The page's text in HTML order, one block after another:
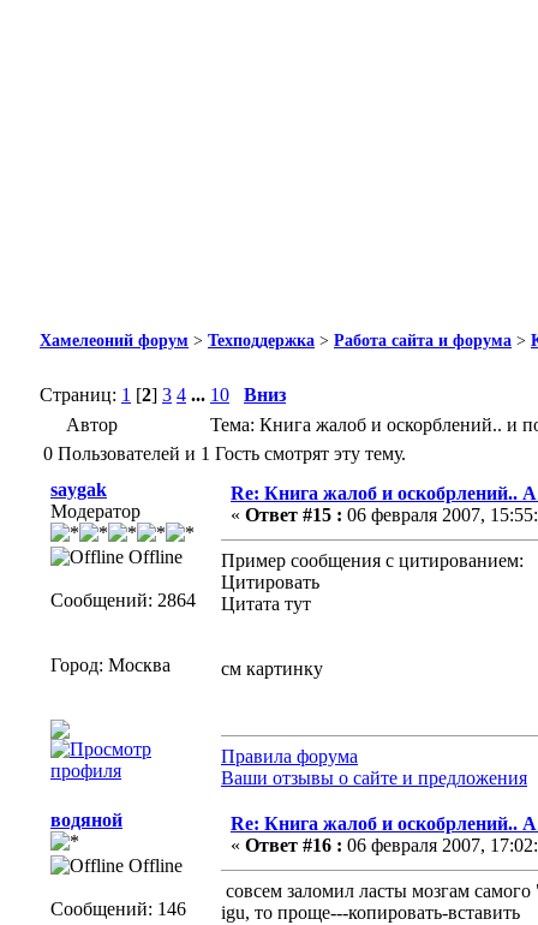
Хамелеоний форум > Техподдержка > Работа сайта и форума >
Страниц: 1 [2] 3 4 ... 10
Вниз
Автор
Тема: Книга жалоб и оскорблений.. и
0 Пользователей и 1 Гость смотрят эту тему.
saygak
Модератор
Offline
Сообщений: 2864
Город: Москва
Re: Книга жалоб и оскобрлений..
« Ответ #15 : 06 февраля 2007,
Пример сообщения с цитированием:
Цитировать
Цитата тут
см картинку
Правила форума
Ваши отзывы о сайте и предложения
водяной
Offline
Сообщений: 146
Re: Книга жалоб и оскобрлений..
« Ответ #16 : 06 февраля 2007,
совсем заломил ласты мозгам
igu, то проще---копировать-вставить